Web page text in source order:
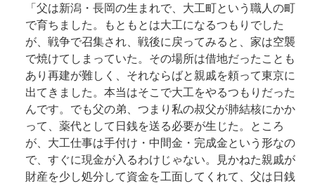
「父は新潟・長岡の生まれで、大工町という職人の町
で育ちました。もともとは大工になるつもりでした
が、戦争で召集され、戦後に戻ってみると、家は空襲
で焼けてしまっていた。その場所は借地だったことも
あり再建が難しく、それならばと親戚を頼って東京に
出てきました。本当はそこで大工をやるつもりだった
んです。でも父の弟、つまり私の叔父が肺結核にかか
って、薬代として日銭を送る必要が生じた。ところ
が、大工仕事は手付け・中間金・完成金という形なの
で、すぐに現金が入るわけじゃない。見かねた親戚が
財産を少し処分して資金を工面してくれて、父は日銭